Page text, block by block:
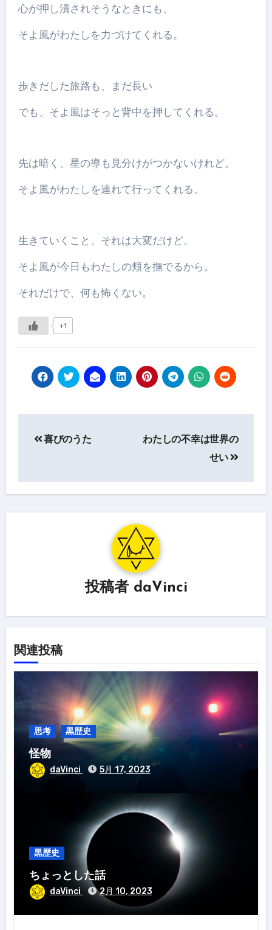
心が押し潰されそうなときにも、
そよ風がわたしを力づけてくれる。
歩きだした旅路も、まだ長い
でも、そよ風はそっと背中を押してくれる。
先は暗く、星の導も見分けがつかないけれど。
そよ風がわたしを連れて行ってくれる。
生きていくこと、それは大変だけど。
そよ風が今日もわたしの頬を撫でるから。
それだけで、何も怖くない。
+1
稿
ビ
喜びのうた
わたしの不幸は世界の
せい
投稿者 daVinci
関連投稿
思考 黒歴史
怪物
daVinci 5月 17, 2023
黒歴史
ちょっとした話
daVinci 2月 10, 2023